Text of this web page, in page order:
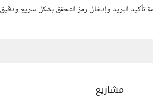
البريد وإدخال رمز التحقق بشكل سريع ودقيق
مشاريع